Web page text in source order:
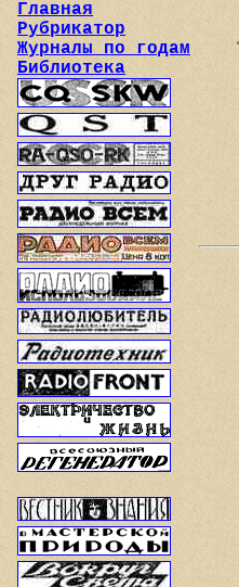
Главная
Рубрикатор
Журналы по годам
Библиотека